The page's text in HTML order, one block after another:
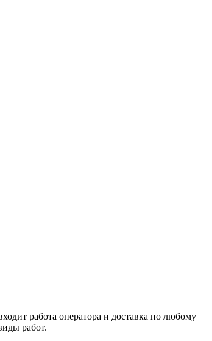
работа оператора и доставка по любому
работ.